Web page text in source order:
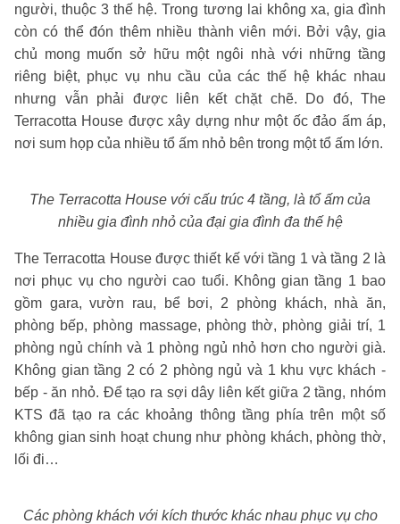
người, thuộc 3 thế hệ. Trong tương lai không xa, gia đình
còn có thể đón thêm nhiều thành viên mới. Bởi vậy, gia
chủ mong muốn sở hữu một ngôi nhà với những tầng
riêng biệt, phục vụ nhu cầu của các thế hệ khác nhau
nhưng vẫn phải được liên kết chặt chẽ. Do đó, The
Terracotta House được xây dựng như một ốc đảo ấm áp,
nơi sum họp của nhiều tổ ấm nhỏ bên trong một tổ ấm lớn.
The Terracotta House với cấu trúc 4 tầng, là tổ ấm của
nhiều gia đình nhỏ của đại gia đình đa thế hệ
The Terracotta House được thiết kế với tầng 1 và tầng 2 là
nơi phục vụ cho người cao tuổi. Không gian tầng 1 bao
gồm gara, vườn rau, bể bơi, 2 phòng khách, nhà ăn,
phòng bếp, phòng massage, phòng thờ, phòng giải trí, 1
phòng ngủ chính và 1 phòng ngủ nhỏ hơn cho người già.
Không gian tầng 2 có 2 phòng ngủ và 1 khu vực khách -
bếp - ăn nhỏ. Để tạo ra sợi dây liên kết giữa 2 tầng, nhóm
KTS đã tạo ra các khoảng thông tầng phía trên một số
không gian sinh hoạt chung như phòng khách, phòng thờ,
lối đi…
Các phòng khách với kích thước khác nhau phục vụ cho